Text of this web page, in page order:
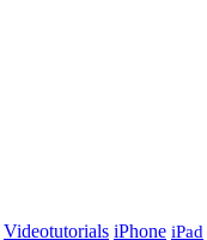
Videotutorials iPhone iPad